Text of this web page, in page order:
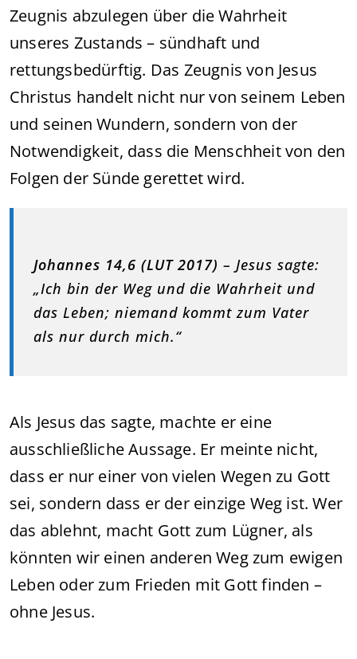
Zeugnis abzulegen über die Wahrheit
unseres Zustands – sündhaft und
rettungsbedürftig. Das Zeugnis von Jesus
Christus handelt nicht nur von seinem Leben
und seinen Wundern, sondern von der
Notwendigkeit, dass die Menschheit von den
Folgen der Sünde gerettet wird.
Johannes 14,6 (LUT 2017) – Jesus sagte:
„Ich bin der Weg und die Wahrheit und
das Leben; niemand kommt zum Vater
als nur durch mich.“
Als Jesus das sagte, machte er eine
ausschließliche Aussage. Er meinte nicht,
dass er nur einer von vielen Wegen zu Gott
sei, sondern dass er der einzige Weg ist. Wer
das ablehnt, macht Gott zum Lügner, als
könnten wir einen anderen Weg zum ewigen
Leben oder zum Frieden mit Gott finden –
ohne Jesus.